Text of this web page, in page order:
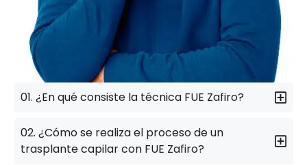
01. ¿En qué consiste la técnica FUE Zafiro?
02. ¿Cómo se realiza el proceso de un
trasplante capilar con FUE Zafiro?